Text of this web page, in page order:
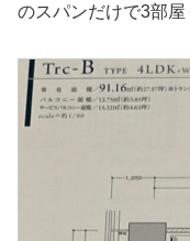
のスパンだけで3部屋